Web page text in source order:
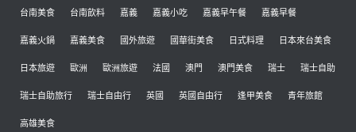
台南美食 台南飲料 嘉義 嘉義小吃 嘉義早午餐 嘉義早餐
嘉義火鍋 嘉義美食 國外旅遊 國華街美食 日式料理 日本來台美食
日本旅遊 歐洲 歐洲旅遊 法國 澳門 澳門美食 瑞士 瑞士自助
瑞士自助旅行 瑞士自由行 英國 英國自由行 逢甲美食 青年旅館
高雄美食